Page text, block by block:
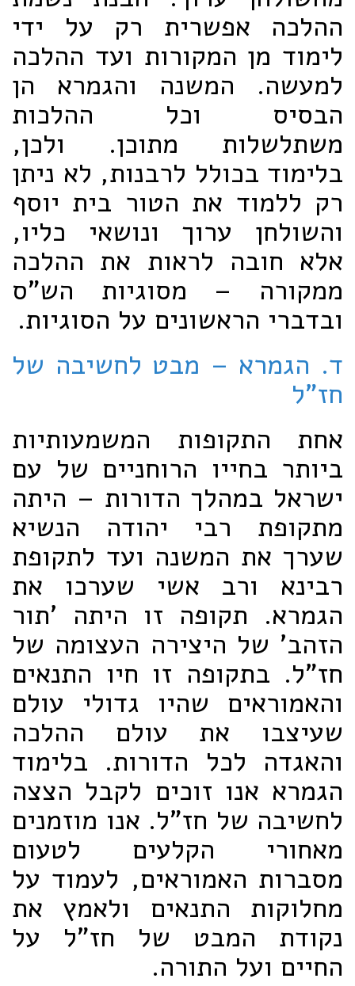
ההלכה אפשרית רק על ידי
לימוד מן המקורות ועד ההלכה
למעשה. המשנה והגמרא הן
הבסיס וכל ההלכות
משתלשלות מתוכן. ולכן,
בלימוד בכולל לרבנות, לא ניתן
רק ללמוד את הטור בית יוסף
והשולחן ערוך ונושאי כליו,
אלא חובה לראות את ההלכה
ממקורה – מסוגיות הש"ס
ובדברי הראשונים על הסוגיות.
ד. הגמרא – מבט לחשיבה של
חז"ל
אחת התקופות המשמעותיות
ביותר בחייו הרוחניים של עם
ישראל במהלך הדורות – היתה
מתקופת רבי יהודה הנשיא
שערך את המשנה ועד לתקופת
רבינא ורב אשי שערכו את
הגמרא. תקופה זו היתה 'תור
הזהב' של היצירה העצומה של
חז"ל. בתקופה זו חיו התנאים
והאמוראים שהיו גדולי עולם
שעיצבו את עולם ההלכה
והאגדה לכל הדורות. בלימוד
הגמרא אנו זוכים לקבל הצצה
לחשיבה של חז"ל. אנו מוזמנים
מאחורי הקלעים לטעום
מסברות האמוראים, לעמוד על
מחלוקות התנאים ולאמץ את
נקודת המבט של חז"ל על
החיים ועל התורה.